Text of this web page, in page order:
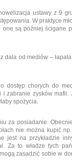
ustawy z 9
W praktyce
one są później ścigane
od mediów –
dostęp chorych do
zabranie zysków mafii.
spożycia.
za posiadanie.
nie można kupić
jest na przykładzie
Za to władze tych
zasadzić sobie w